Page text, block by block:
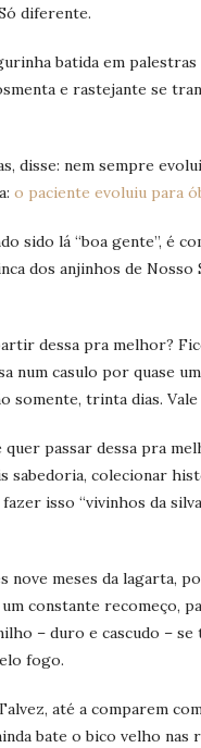
diferente.
batida em
e rastejante se
disse: nem sempre
o paciente evoluiu para
sido lá “boa gente”, é
dos anjinhos de Nosso
dessa pra melhor?
num casulo por quase
somente, trinta dias.
quer passar dessa pra
sabedoria, colecionar
isso “vivinhos da
meses da lagarta,
constante recomeço,
– duro e cascudo – se
fogo.
até a comparem
bate o bico velho nas